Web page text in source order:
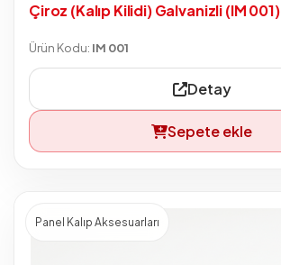
Çiroz (Kalıp Kilidi) Galvanizli (IM 001)
Ürün Kodu: IM 001
Detay
Sepete ekle
Panel Kalıp Aksesuarları